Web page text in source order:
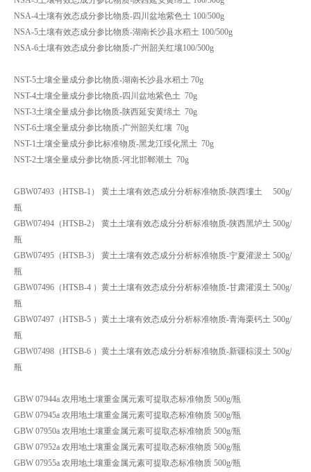
NSA-4土壤有效态成分参比物质-四川盆地紫色土 100/500g
NSA-5土壤有效态成分参比物质-湖南长沙县水稻土 100/500g
NSA-6土壤有效态成分参比物质-广州韶关红壤100/500g
NST-5土壤全量成分参比物质-湖南长沙县水稻土 70g
NST-4土壤全量成分参比物质-四川盆地紫色土 70g
NST-3土壤全量成分参比物质-陕西延安黄绵土 70g
NST-6土壤全量成分参比物质-广州韶关红壤 70g
NST-1土壤全量成分参比标准物质-黑龙江绥化黑土 70g
NST-2土壤全量成分参比物质-河北邯郸潮土 70g
GBW07493（HTSB-1） 黄土土壤有效态成分分析标准物质-陕西塿土 500g/
瓶
GBW07494（HTSB-2） 黄土土壤有效态成分分析标准物质-陕西黑垆土 500g/
瓶
GBW07495（HTSB-3） 黄土土壤有效态成分分析标准物质-宁夏灌淤土 500g/
瓶
GBW07496（HTSB-4 ）黄土土壤有效态成分分析标准物质-甘肃灌漠土 500g/
瓶
GBW07497（HTSB-5 ）黄土土壤有效态成分分析标准物质-青海栗钙土 500g/
瓶
GBW07498（HTSB-6 ）黄土土壤有效态成分分析标准物质-新疆棕漠土 500g/
瓶
GBW 07944a 农用地土壤重金属元素可提取态标准物质 500g/瓶
GBW 07945a 农用地土壤重金属元素可提取态标准物质 500g/瓶
GBW 07950a 农用地土壤重金属元素可提取态标准物质 500g/瓶
GBW 07952a 农用地土壤重金属元素可提取态标准物质 500g/瓶
GBW 07955a 农用地土壤重金属元素可提取态标准物质 500g/瓶